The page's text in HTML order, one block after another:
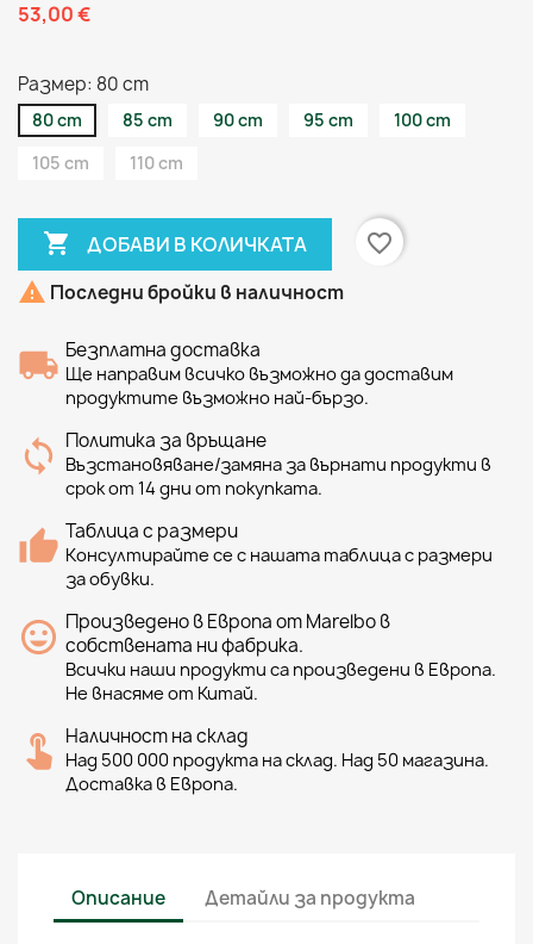
53,00 €
Размер: 80 cm
80 cm 85 cm 90 cm 95 cm
100 cm
105 cm
110 cm
 ДОБАВИ В КОЛИЧКАТА
favorite_border
 Последни бройки в наличност
Безплатна доставка
Ще направим всичко възможно да доставим
продуктите възможно най-бързо.
Политика за връщане
Възстановяване/замяна за върнати продукти в
срок от 14 дни от покупката.
Таблица с размери
Консултирайте се с нашата таблица с размери
за обувки.
Произведено в Европа от Marelbo в
собствената ни фабрика.
Всички наши продукти са произведени в Европа.
Не внасяме от Китай.
Наличност на склад
Над 500 000 продукта на склад. Над 50 магазина.
Доставка в Европа.
Описание Детайли за продукта